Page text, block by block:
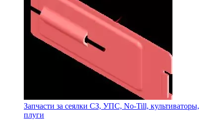
Запчасти за сеялки СЗ, УПС, No-Till, культиваторы,
плуги